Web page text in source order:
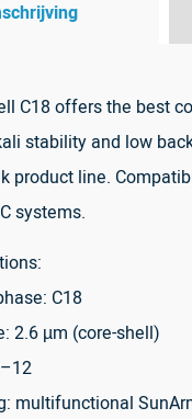
C18 offers the best
stability and low
product line.
systems.
C18
2.6 µm (core-shell)
multifunctional